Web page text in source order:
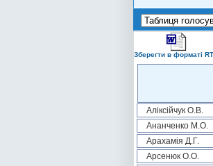
Зберегти в форматі
Аліксійчук О.В.
Ананченко М.О.
Арахамія Д.Г.
Арсенюк О.О.